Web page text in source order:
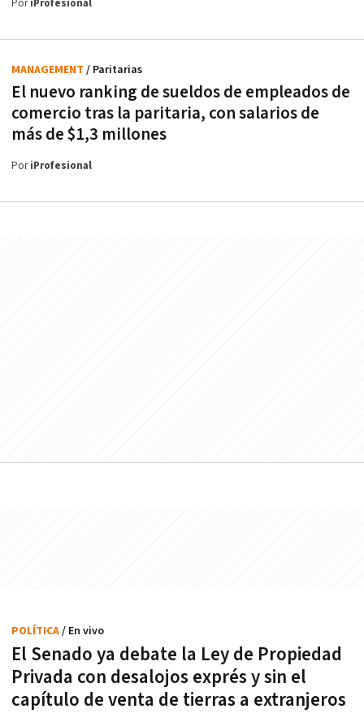
PoriProfesional
El nuevo ranking de sueldos de empleados de
comercio tras la paritaria, con salarios de
más de $1,3 millones
MANAGEMENT / Paritarias
PoriProfesional
El Senado ya debate la Ley de Propiedad
Privada con desalojos exprés y sin el
capítulo de venta de tierras a extranjeros
POLÍTICA/ En vivo